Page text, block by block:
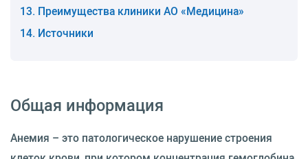
Преимущества клиники АО «Медицина»
Источники
Общая информация
Анемия – это патологическое нарушение строения